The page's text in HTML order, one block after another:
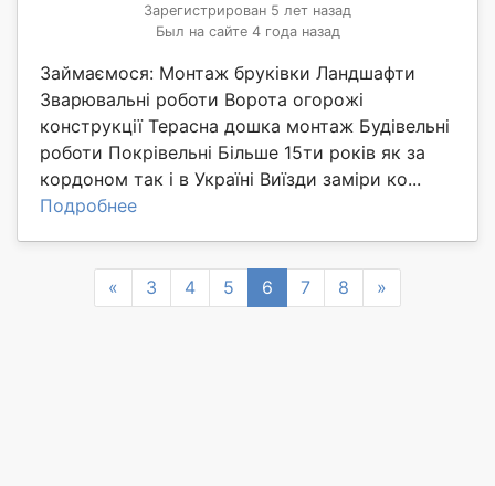
Зарегистрирован 5 лет назад
Был на сайте 4 года назад
Займаємося: Монтаж бруківки Ландшафти
Зварювальні роботи Ворота огорожі
конструкції Терасна дошка монтаж Будівельні
роботи Покрівельні Більше 15ти років як за
кордоном так і в Україні Виїзди заміри ко...
Подробнее
« Previous
3 4 5 6 7 8 »